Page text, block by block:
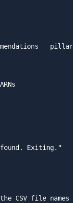
--
Exiting."
CSV file names